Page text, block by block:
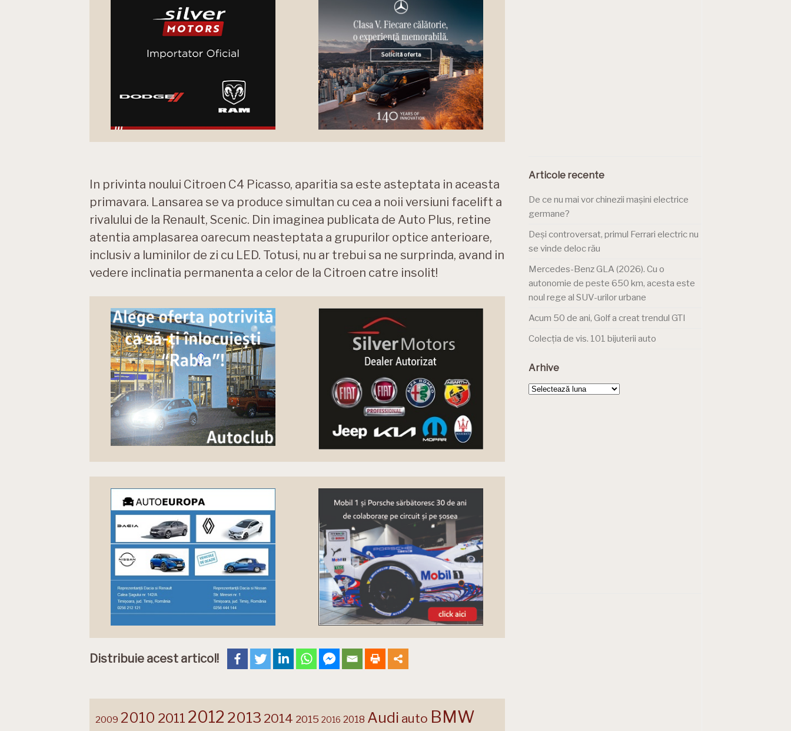
In privinta noului Citroen C4 Picasso, aparitia sa este asteptata in aceasta
primavara. Lansarea se va produce simultan cu cea a noii versiuni facelift a
rivalului de la Renault, Scenic. Din imaginea publicata de Auto Plus, retine
atentia amplasarea oarecum neasteptata a grupurilor optice anterioare,
inclusiv a luminilor de zi cu LED. Totusi, nu ar trebui sa ne surprinda, avand in
vedere inclinatia permanenta a celor de la Citroen catre insolit!
Distribuie acest articol!
Articole recente
De ce nu mai vor chinezii mașini electrice
germane?
Deși controversat, primul Ferrari electric nu
se vinde deloc rău
Mercedes-Benz GLA (2026). Cu o
autonomie de peste 650 km, acesta este
noul rege al SUV-urilor urbane
Acum 50 de ani, Golf a creat trendul GTI
Colecția de vis. 101 bijuterii auto
Arhive
Arhive
2009 2010 2011 2012 2013 2014 2015 2016 2018 Audi auto BMW